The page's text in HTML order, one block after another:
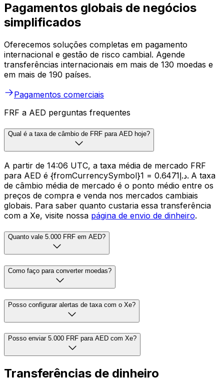
Pagamentos globais de negócios
simplificados
Oferecemos soluções completas em pagamento
internacional e gestão de risco cambial. Agende
transferências internacionais em mais de 130 moedas e
em mais de 190 países.
Pagamentos comerciais
FRF a AED perguntas frequentes
Qual é a taxa de câmbio de FRF para AED hoje?
A partir de 14:06 UTC, a taxa média de mercado FRF
para AED é {fromCurrencySymbol}1 = د.إ0.6471. A taxa
de câmbio média de mercado é o ponto médio entre os
preços de compra e venda nos mercados cambiais
globais. Para saber quanto custaria essa transferência
com a Xe, visite nossa página de envio de dinheiro.
Quanto vale 5.000 FRF em AED?
Como faço para converter moedas?
Posso configurar alertas de taxa com o Xe?
Posso enviar 5.000 FRF para AED com Xe?
Transferências de dinheiro